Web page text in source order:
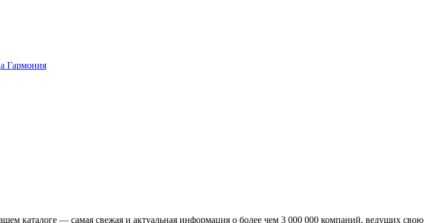
Гармония
каталоге — самая свежая и актуальная информация о более чем 3 000 000 компаний, ведущих свою